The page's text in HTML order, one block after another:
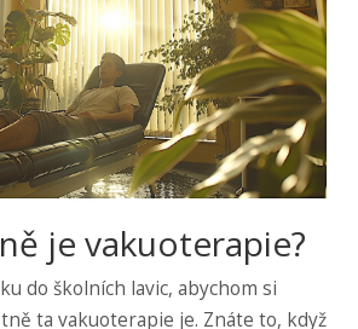
je vakuoterapie?
do školních lavic, abychom si
ta vakuoterapie je. Znáte to, když